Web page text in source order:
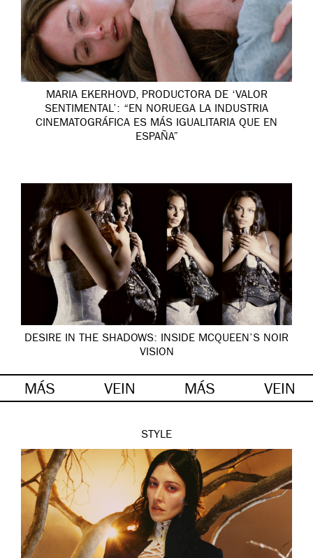
MARIA EKERHOVD, PRODUCTORA DE ‘VALOR
SENTIMENTAL’: “EN NORUEGA LA INDUSTRIA
CINEMATOGRÁFICA ES MÁS IGUALITARIA QUE EN
ESPAÑA”
DESIRE IN THE SHADOWS: INSIDE MCQUEEN’S NOIR
VISION
MÁS VEIN MÁS VEIN
STYLE